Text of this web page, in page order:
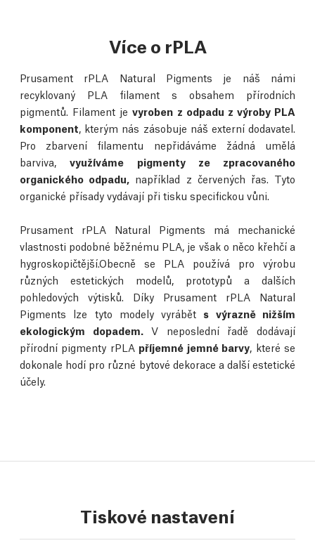
Více o rPLA
Prusament rPLA Natural Pigments je náš námi
recyklovaný PLA filament s obsahem přírodních
pigmentů. Filament jevyroben z odpadu z výroby PLA
komponent, kterým nás zásobuje náš externí dodavatel.
Pro zbarvení filamentu nepřidáváme žádná umělá
barviva,využíváme pigmenty ze zpracovaného
organického odpadu, například z červených řas. Tyto
organické přísady vydávají při tisku specifickou vůni.
Prusament rPLA Natural Pigments má mechanické
vlastnosti podobné běžnému PLA, je však o něco křehčí a
hygroskopičtější.Obecně se PLA používá pro výrobu
různých estetických modelů, prototypů a dalších
pohledových výtisků. Díky Prusament rPLA Natural
Pigments lze tyto modely vyrábět s výrazně nižším
ekologickým dopadem.V neposlední řadě dodávají
přírodní pigmenty rPLA příjemné jemné barvy, které se
dokonale hodí pro různé bytové dekorace a další estetické
účely.
Tiskové nastavení